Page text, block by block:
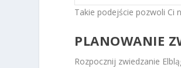
Takie podejście pozwoli Ci
PLANOWANIE
Rozpocznij zwiedzanie